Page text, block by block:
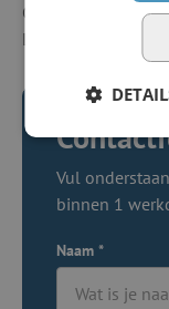
Gepubliceerd: 10
Laatste wijziging:
Vul
binnen 1
Naam *